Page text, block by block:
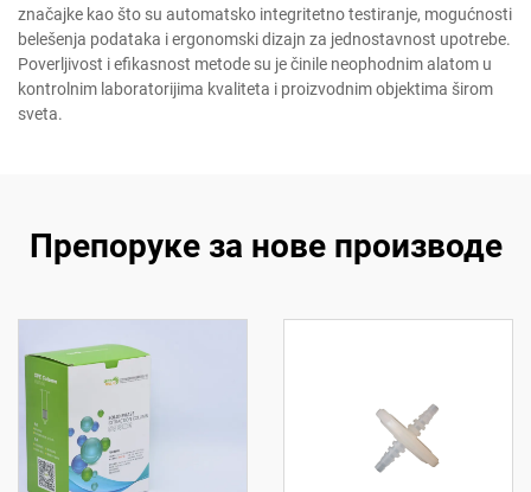
značajke kao što su automatsko integritetno testiranje, mogućnosti
belešenja podataka i ergonomski dizajn za jednostavnost upotrebe.
Poverljivost i efikasnost metode su je činile neophodnim alatom u
kontrolnim laboratorijima kvaliteta i proizvodnim objektima širom
sveta.
Препоруке за нове производе